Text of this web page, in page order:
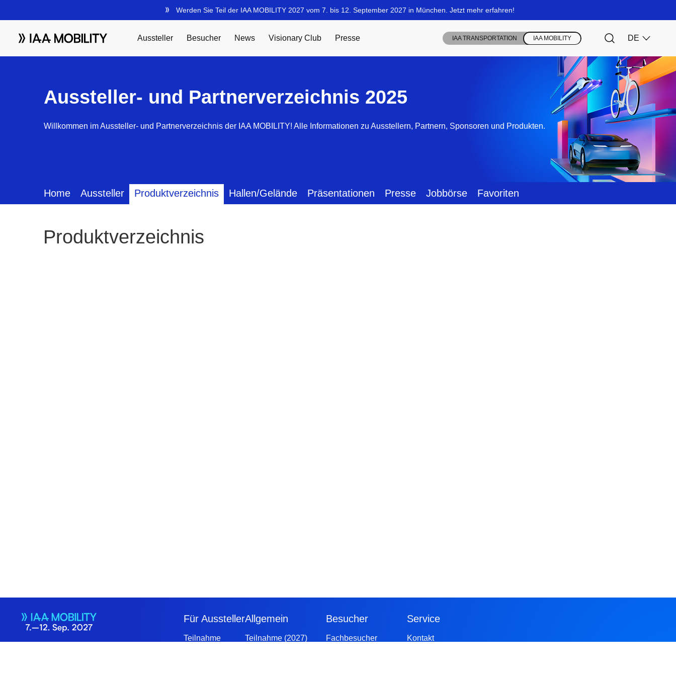
Aussteller- und Partnerverzeichnis 2025
Willkommen im Aussteller- und Partnerverzeichnis der IAA MOBILITY! Alle Informationen zu Ausstellern, Partnern, Sponsoren und Produkten.
Home Aussteller Produktverzeichnis Hallen/Gelände Präsentationen Presse Jobbörse Favoriten
Produktverzeichnis